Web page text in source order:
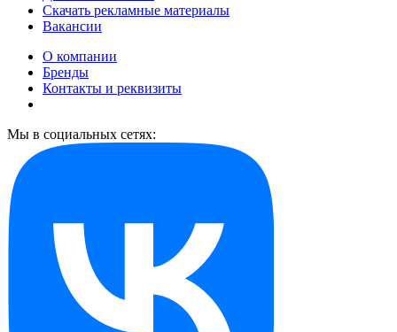
Скачать рекламные материалы
Вакансии
О компании
Бренды
Контакты и реквизиты
Мы в социальных сетях: